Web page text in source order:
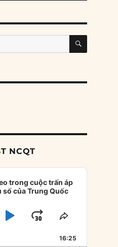
SEARCH
NCQT
trong cuộc trấn áp
số của Trung Quốc
PLAYJUMP
FORWARD
SHARE
EPISODE
16:25